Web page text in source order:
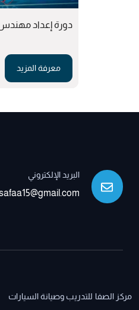
دورة إعداد
معرفة المزيد
البريد الإلكتروني
مركز الصفا للتدريب وصيانة السيارات